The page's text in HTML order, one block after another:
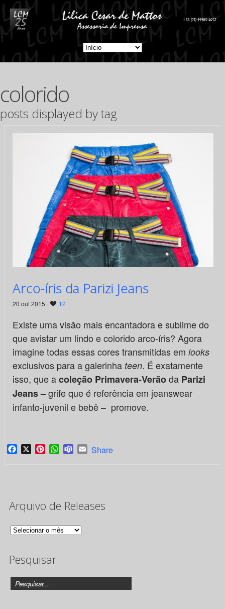
colorido
posts displayed by tag
Arco-íris da Parizi Jeans
20 out 2015 · 12
Existe uma visão mais encantadora e sublime do
que avistar um lindo e colorido arco-íris? Agora
imagine todas essas cores transmitidas em looks
exclusivos para a galerinha teen. É exatamente
isso, que acoleção Primavera-Verãoda Parizi
Jeans –grife que é referência em jeanswear
infanto-juvenil e bebê – promove.
Facebook
X PinterestWhatsApp
TeamsEmail
Share
Arquivo de Releases
Arquivo
Releases
Pesquisar